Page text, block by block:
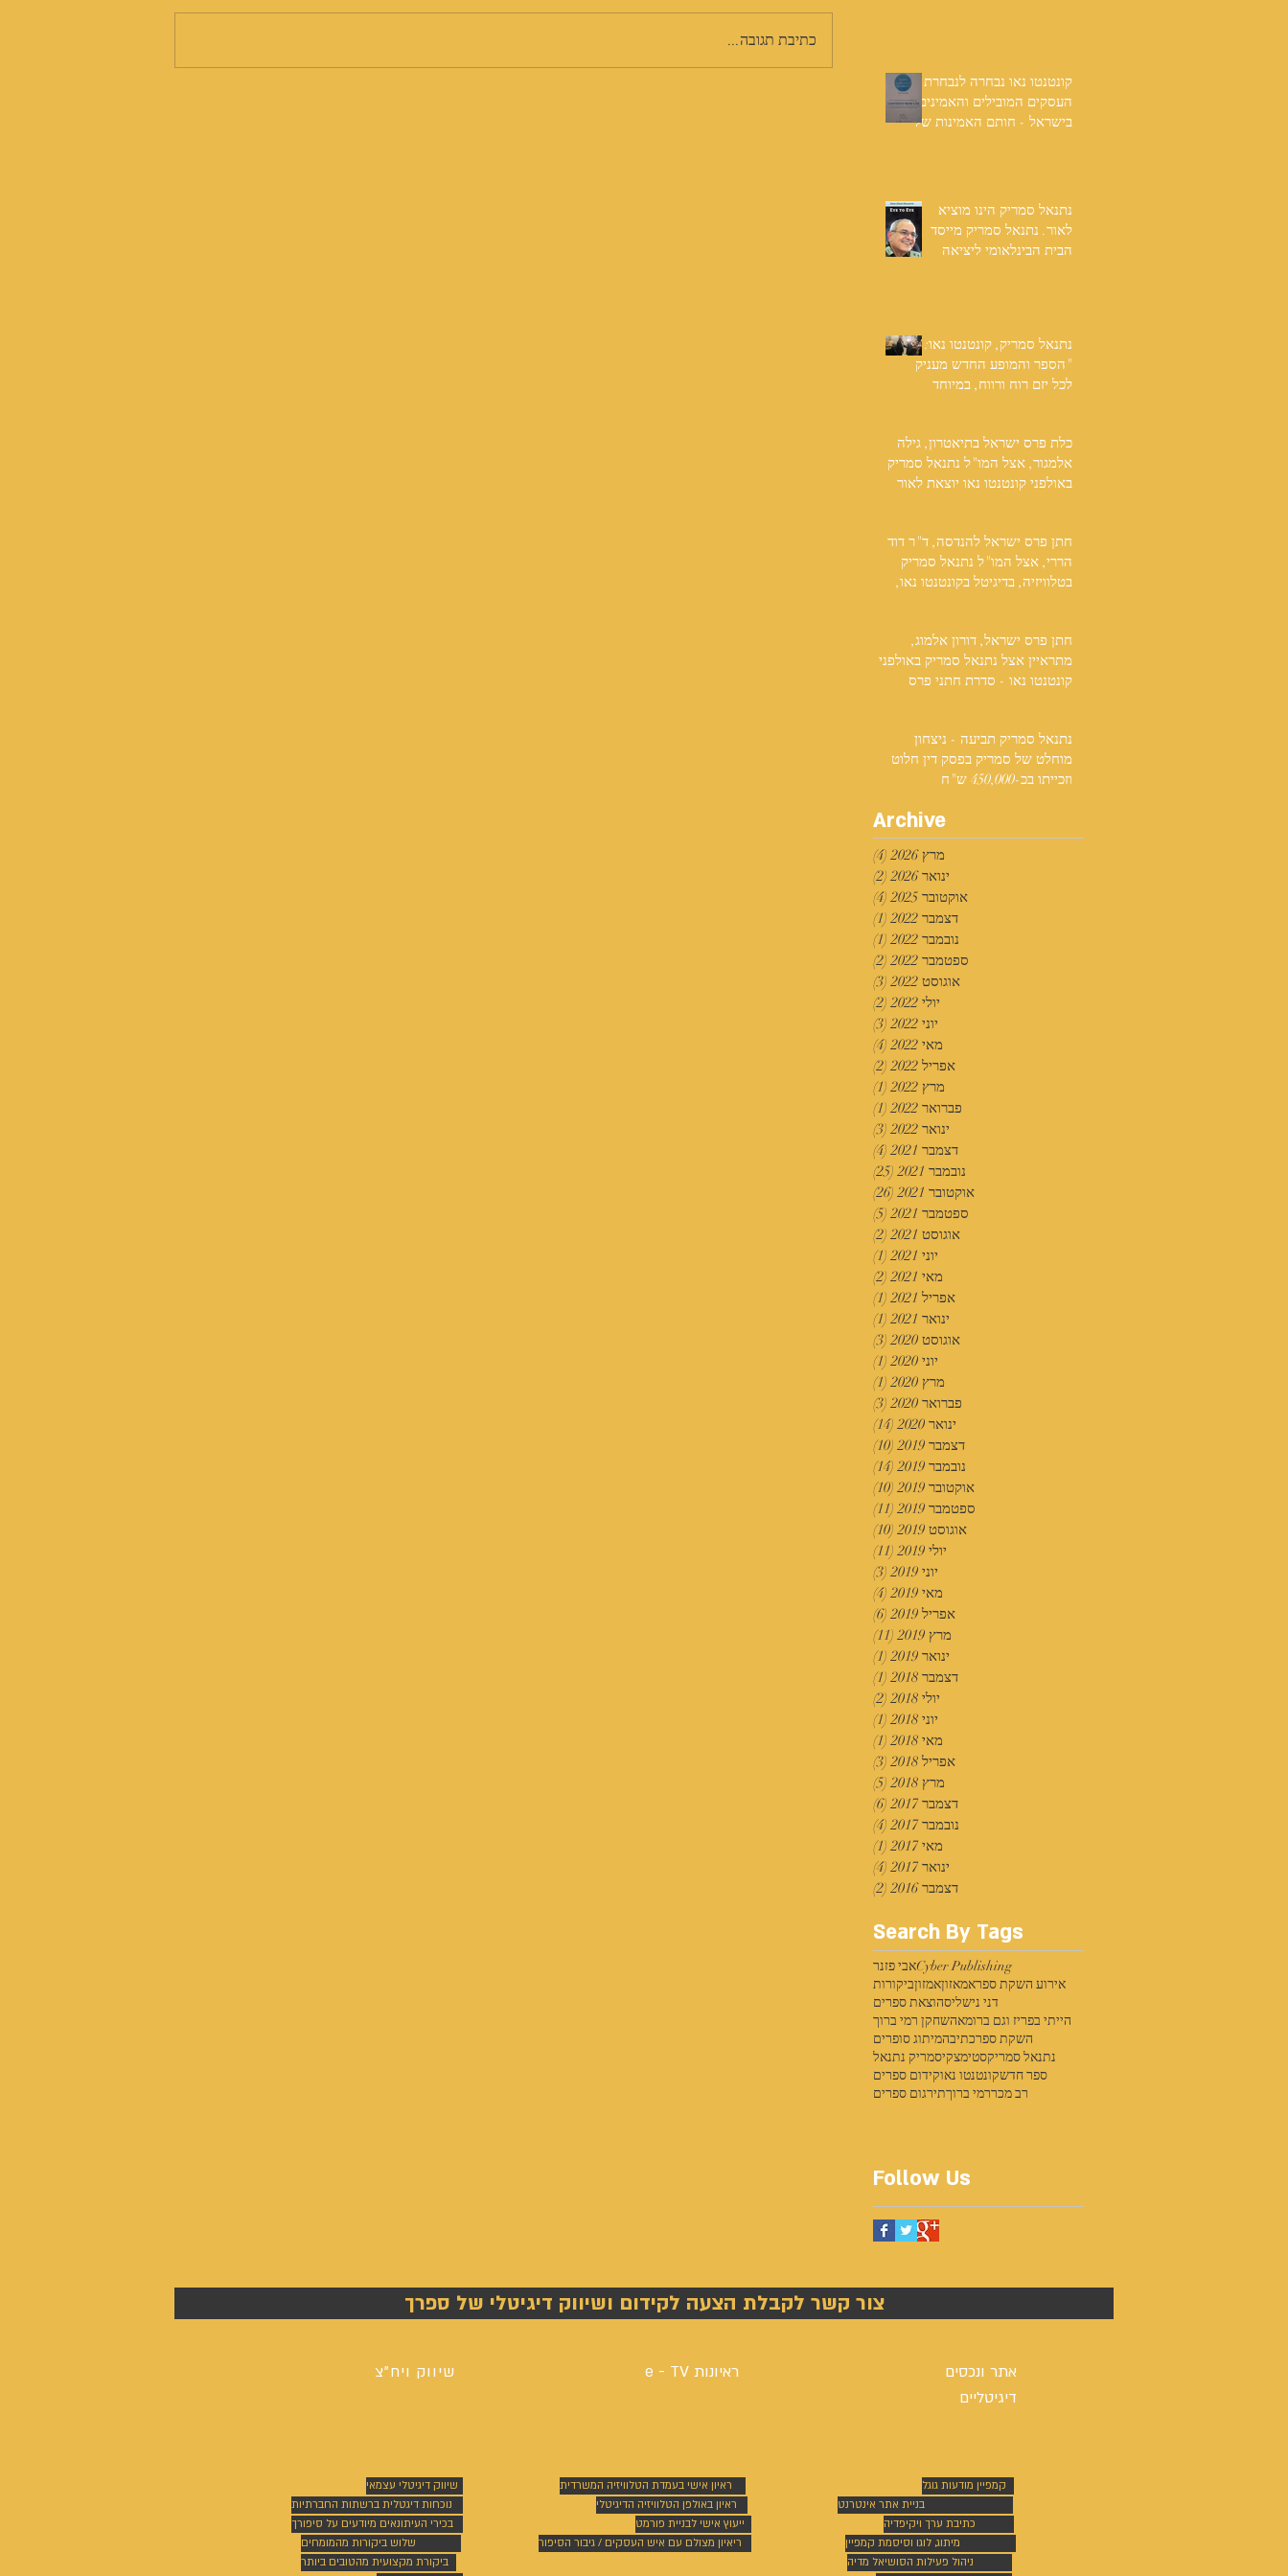
כתיבת תגובה...
קונטנטו נאו נבחרה לנבחרת
העסקים המובילים והאמינים
בישראל - חותם האמינות של
נתנאל סמריק הינו מוציא
לאור. נתנאל סמריק מייסד
הבית הבינלאומי ליציאה
נתנאל סמריק, קונטנטו נאו:
"הספר והמופע החדש מעניק
לכל יזם רוח ורווח, במיוחד
כלת פרס ישראל בתיאטרון, גילה
אלמגור, אצל המו"ל נתנאל סמריק
באולפני קונטנטו נאו יוצאת לאור
חתן פרס ישראל להנדסה, ד"ר דוד
הררי, אצל המו"ל נתנאל סמריק
בטלוויזיה, בדיגיטל בקונטנטו נאו,
חתן פרס ישראל, דורון אלמוג,
מתראיין אצל נתנאל סמריק באולפני
קונטנטו נאו - סדרת חתני פרס
נתנאל סמריק תביעה - ניצחון
מוחלט של סמריק בפסק דין חלוט
וזכייתו בכ-450,000 ש"ח
Archive
מרץ 2026 (4)
ינואר 2026
(2)
אוקטובר 2025
(4)
דצמבר 2022
(1)
נובמבר 2022
(1)
ספטמבר 2022
(2)
אוגוסט 2022
(3)
יולי 2022
(2)
יוני 2022
(3)
מאי 2022
(4)
אפריל 2022
(2)
מרץ 2022
(1)
פברואר 2022
(1)
ינואר 2022
(3)
דצמבר 2021
(4)
נובמבר 2021
(25)
אוקטובר 2021
(26)
ספטמבר 2021
(5)
אוגוסט 2021
(2)
יוני 2021
(1)
מאי 2021
(2)
אפריל 2021
(1)
ינואר 2021
(1)
אוגוסט 2020
(3)
יוני 2020
(1)
מרץ 2020
(1)
פברואר 2020
(3)
ינואר 2020
(14)
דצמבר 2019
(10)
נובמבר 2019
(14)
אוקטובר 2019
(10)
ספטמבר 2019
(11)
אוגוסט 2019
(10)
יולי 2019
(11)
יוני 2019
(3)
מאי 2019
(4)
אפריל 2019
(6)
מרץ 2019
(11)
ינואר 2019
(1)
דצמבר 2018
(1)
יולי 2018
(2)
יוני 2018
(1)
מאי 2018
(1)
אפריל 2018
(3)
מרץ 2018
(5)
דצמבר 2017
(6)
נובמבר 2017
(4)
מאי 2017
(1)
ינואר 2017
(4)
דצמבר 2016
(2)
Search By Tags
Cyber Publishingאבי פזנר
אירוע השקת ספראמאזוןאמזוןביקורות
דני נישליסהוצאת ספרים
הייתי בפריז וגם ברומאהשחקן רמי ברוך
השקת ספרכתיבהמיתוג סופרים
נתנאל סמריקסטימצקיסמריק נתנאל
ספר חדשקונטנטו נאוקידום ספרים
רב מכררמי ברוךתירגום ספרים
Follow Us
צור קשר לקבלת הצעה לקידום ושיווק דיגיטלי של ספרך
שיווק ויח"צ
שיווק דיגיטלי עצמאי
נוכחות דיגטלית ברשתות החברתיות
בכירי העיתונאים מיודעים על סיפורך
שלוש ביקורות מהמומחים
ראיונות e - TV
ראיון אישי בעמדת הטלוויזיה המשרדית
ראיון באולפן הטלוויזיה הדיגיטלי
ייעוץ אישי לבניית פורמט
ריאיון מצולם עם איש העסקים / גיבור הסיפור
ביקורת מקצועית מהטובים ביותר
אתר ונכסים
דיגיטליים
קמפיין מודעות גוגל
בניית אתר אינטרנט
כתיבת ערך ויקיפדיה
מיתוג, לוגו וסיסמת קמפיין
ניהול פעילות הסושיאל מדיה